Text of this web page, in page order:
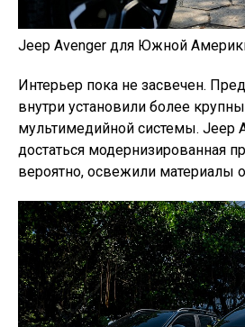
Jeep Avenger для Южной
Интерьер пока не засвечен.
внутри установили более
мультимедийной системы. Jeep
достаться модернизированная
вероятно, освежили материалы